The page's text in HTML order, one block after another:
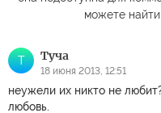
можете
Т Туча
18 июня 2013, 12:51
неужели их никто не
любовь.